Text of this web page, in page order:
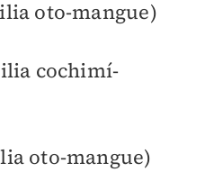
oto-mangue)
cochimí-
oto-mangue)